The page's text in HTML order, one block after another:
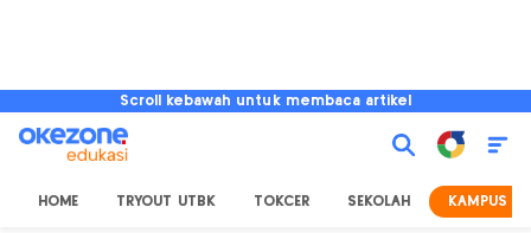
Scroll kebawah untuk membaca artikel
HOME TRYOUT UTBK TOKCER SEKOLAH KAMPUS